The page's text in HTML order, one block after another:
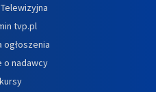
tvp.pl
ogłoszenia
o nadawcy